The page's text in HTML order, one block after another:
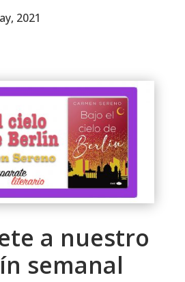
2021
a nuestro
semanal